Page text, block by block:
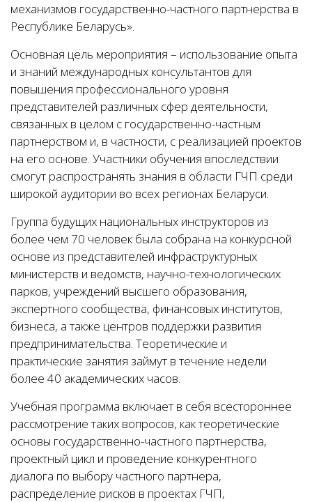
механизмов государственно-частного партнерства в
Республике Беларусь».
Основная цель мероприятия – использование опыта
и знаний международных консультантов для
повышения профессионального уровня
представителей различных сфер деятельности,
связанных в целом с государственно-частным
партнерством и, в частности, с реализацией проектов
на его основе. Участники обучения впоследствии
смогут распространять знания в области ГЧП среди
широкой аудитории во всех регионах Беларуси.
Группа будущих национальных инструкторов из
более чем 70 человек была собрана на конкурсной
основе из представителей инфраструктурных
министерств и ведомств, научно-технологических
парков, учреждений высшего образования,
экспертного сообщества, финансовых институтов,
бизнеса, а также центров поддержки развития
предпринимательства. Теоретические и
практические занятия займут в течение недели
более 40 академических часов.
Учебная программа включает в себя всестороннее
рассмотрение таких вопросов, как теоретические
основы государственно-частного партнерства,
проектный цикл и проведение конкурентного
диалога по выбору частного партнера,
распределение рисков в проектах ГЧП,